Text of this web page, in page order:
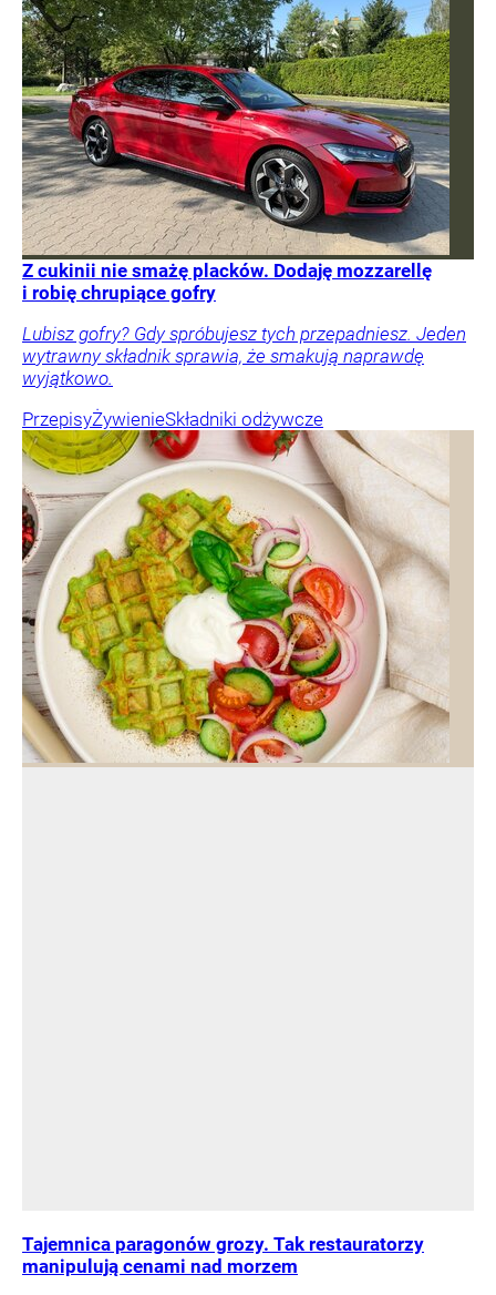
Z cukinii nie smażę placków. Dodaję mozzarellę
i robię chrupiące gofry
Lubisz gofry? Gdy spróbujesz tych przepadniesz. Jeden
wytrawny składnik sprawia, że smakują naprawdę
wyjątkowo.
PrzepisyŻywienieSkładniki odżywcze
Tajemnica paragonów grozy. Tak restauratorzy
manipulują cenami nad morzem